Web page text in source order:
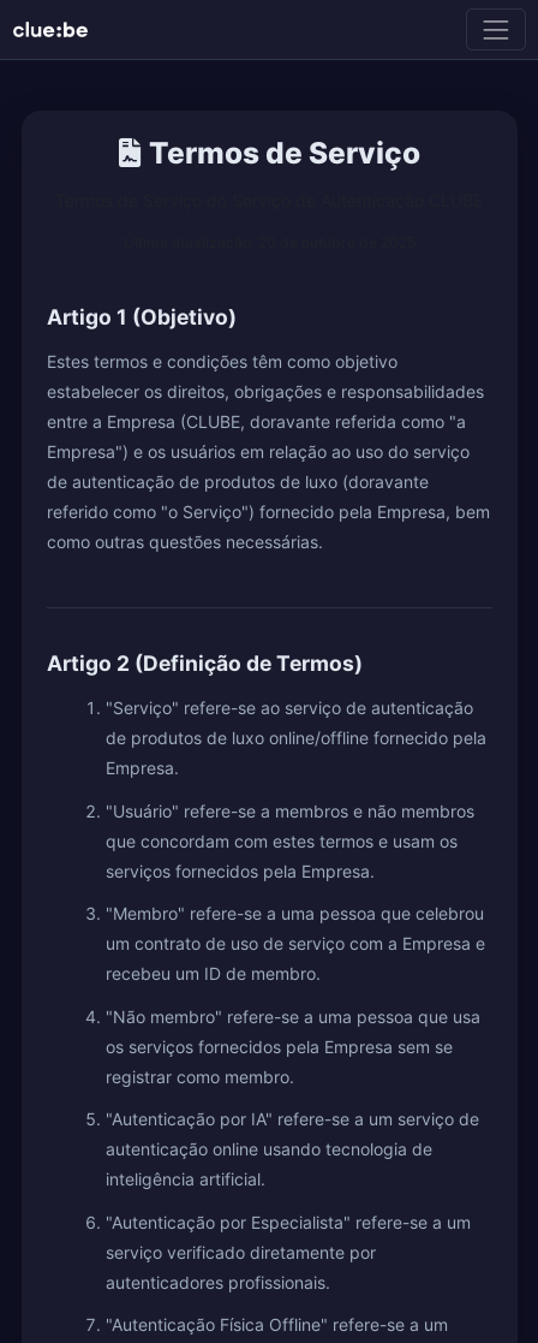
Termos de Serviço
Artigo 1 (Objetivo)
Estes termos e condições têm como objetivo
estabelecer os direitos, obrigações e responsabilidades
entre a Empresa (CLUBE, doravante referida como "a
Empresa") e os usuários em relação ao uso do serviço
de autenticação de produtos de luxo (doravante
referido como "o Serviço") fornecido pela Empresa, bem
como outras questões necessárias.
Artigo 2 (Definição de Termos)
"Serviço" refere-se ao serviço de autenticação
de produtos de luxo online/offline fornecido pela
Empresa.
"Usuário" refere-se a membros e não membros
que concordam com estes termos e usam os
serviços fornecidos pela Empresa.
"Membro" refere-se a uma pessoa que celebrou
um contrato de uso de serviço com a Empresa e
recebeu um ID de membro.
"Não membro" refere-se a uma pessoa que usa
os serviços fornecidos pela Empresa sem se
registrar como membro.
"Autenticação por IA" refere-se a um serviço de
autenticação online usando tecnologia de
inteligência artificial.
"Autenticação por Especialista" refere-se a um
serviço verificado diretamente por
autenticadores profissionais.
"Autenticação Física Offline" refere-se a um